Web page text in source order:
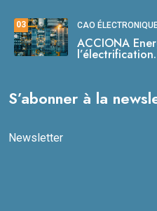
03 CAO
ACCIONA
l’électrification.
S’abonner à la
Newsletter